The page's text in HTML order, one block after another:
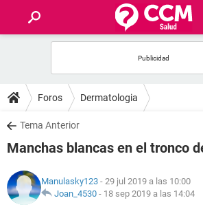
FOROS
SALUD
NUTRICIÓN
Foros Dermatologia
Tema Anterior
Manchas blancas en el tronco
Manulasky123 - 29 jul 2019 a las 10:00
Joan_4530 - 18 sep 2019 a las 14:04